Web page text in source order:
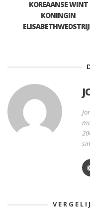
KOREAANSE WINT
KONINGIN